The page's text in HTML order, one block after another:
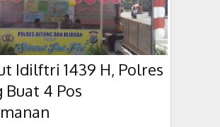
Idilftri 1439 H, Polres
Buat 4 Pos